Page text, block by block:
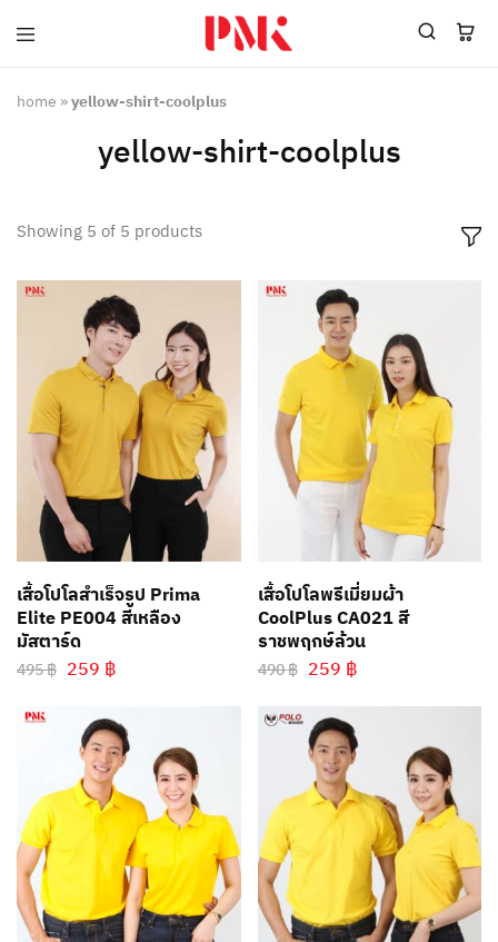
PMK
ผู้
สินค้า
สร้าง
โปโล
ยูนิฟอร์ม
โลโก้
ผู้
เสื้อ
ยูนิฟอร์ม
บริษัท
และ
อุตสาหกรรม
เขียว
ที่2
home »yellow-shirt-coolplus
yellow-shirt-coolplus
Showing 5 of 5 products
เสื้อโปโลสำเร็จรูป Prima
Elite PE004 สีเหลือง
มัสตาร์ด
495฿ 259 ฿
เสื้อโปโลพรีเมี่ยมผ้า
CoolPlus CA021 สี
ราชพฤกษ์ล้วน
490฿ 259 ฿